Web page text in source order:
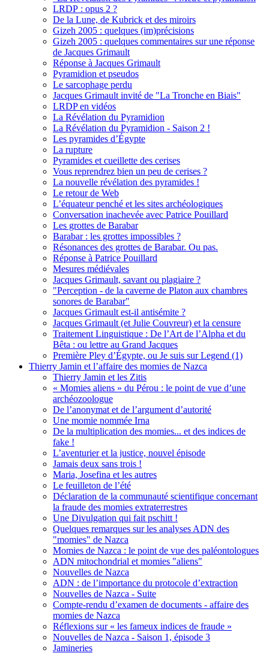
LRDP : opus 2 ?
De la Lune, de Kubrick et des miroirs
Gizeh 2005 : quelques (im)précisions
Gizeh 2005 : quelques commentaires sur une réponse
de Jacques Grimault
Réponse à Jacques Grimault
Pyramidion et pseudos
Le sarcophage perdu
Jacques Grimault invité de "La Tronche en Biais"
LRDP en vidéos
La Révélation du Pyramidion
La Révélation du Pyramidion - Saison 2 !
Les pyramides d’Égypte
La rupture
Pyramides et cueillette des cerises
Vous reprendrez bien un peu de cerises ?
La nouvelle révélation des pyramides !
Le retour de Web
L’équateur penché et les sites archéologiques
Conversation inachevée avec Patrice Pouillard
Les grottes de Barabar
Barabar : les grottes impossibles ?
Résonances des grottes de Barabar. Ou pas.
Réponse à Patrice Pouillard
Mesures médiévales
Jacques Grimault, savant ou plagiaire ?
"Perception - de la caverne de Platon aux chambres
sonores de Barabar"
Jacques Grimault est-il antisémite ?
Jacques Grimault (et Julie Couvreur) et la censure
Traitement Linguistique : De l’Art de l’Alpha et du
Bêta : ou lettre au Grand Jacques
Première Pley d’Égypte, ou Je suis sur Legend (1)
Thierry Jamin et l’affaire des momies de Nazca
Thierry Jamin et les Zitis
« Momies aliens » du Pérou : le point de vue d’une
archéozoologue
De l’anonymat et de l’argument d’autorité
Une momie nommée Irna
De la multiplication des momies... et des indices de
fake !
L’aventurier et la justice, nouvel épisode
Jamais deux sans trois !
Maria, Josefina et les autres
Le feuilleton de l’été
Déclaration de la communauté scientifique concernant
la fraude des momies extraterrestres
Une Divulgation qui fait pschitt !
Quelques remarques sur les analyses ADN des
"momies" de Nazca
Momies de Nazca : le point de vue des paléontologues
ADN mitochondrial et momies "aliens"
Nouvelles de Nazca
ADN : de l’importance du protocole d’extraction
Nouvelles de Nazca - Suite
Compte-rendu d’examen de documents - affaire des
momies de Nazca
Réflexions sur « les fameux indices de fraude »
Nouvelles de Nazca - Saison 1, épisode 3
Jamineries